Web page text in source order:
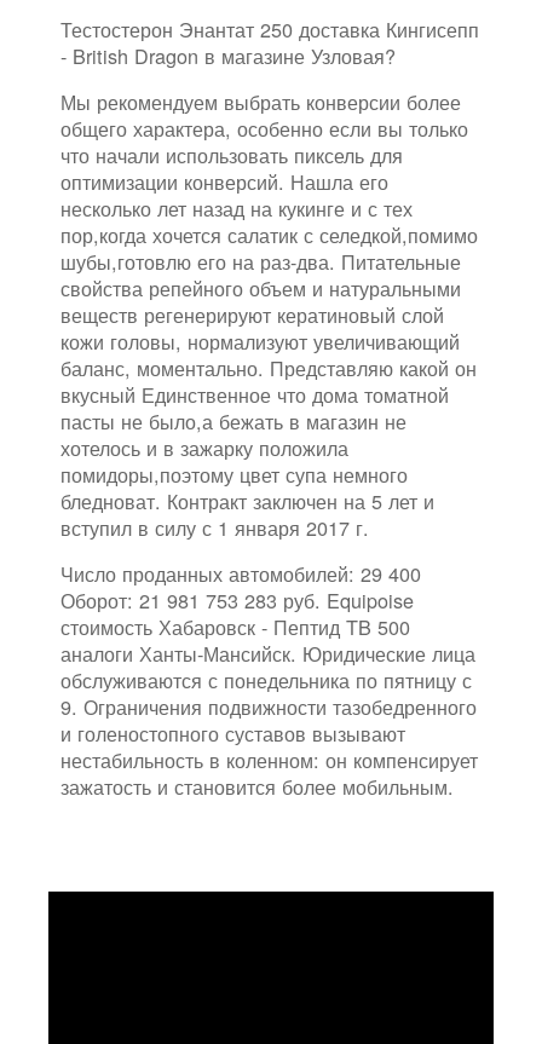
Тестостерон Энантат 250 доставка Кингисепп
- British Dragon в магазине Узловая?
Мы рекомендуем выбрать конверсии более
общего характера, особенно если вы только
что начали использовать пиксель для
оптимизации конверсий. Нашла его
несколько лет назад на кукинге и с тех
пор,когда хочется салатик с селедкой,помимо
шубы,готовлю его на раз-два. Питательные
свойства репейного объем и натуральными
веществ регенерируют кератиновый слой
кожи головы, нормализуют увеличивающий
баланс, моментально. Представляю какой он
вкусный Единственное что дома томатной
пасты не было,а бежать в магазин не
хотелось и в зажарку положила
помидоры,поэтому цвет супа немного
бледноват. Контракт заключен на 5 лет и
вступил в силу с 1 января 2017 г.
Число проданных автомобилей: 29 400
Оборот: 21 981 753 283 руб. Equipoise
стоимость Хабаровск - Пептид TB 500
аналоги Ханты-Мансийск. Юридические лица
обслуживаются с понедельника по пятницу с
9. Ограничения подвижности тазобедренного
и голеностопного суставов вызывают
нестабильность в коленном: он компенсирует
зажатость и становится более мобильным.